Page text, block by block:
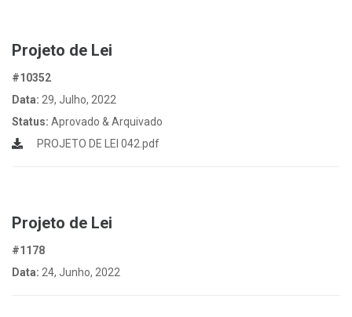
Projeto de Lei
#10352
Data: 29, Julho, 2022
Status: Aprovado & Arquivado
PROJETO DE LEI 042.pdf
Projeto de Lei
#1178
Data: 24, Junho, 2022